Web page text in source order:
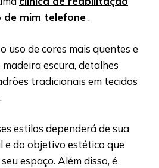
mim telefone.
uso de cores mais quentes e
escura, detalhes
tradicionais em tecidos
estilos dependerá de sua
e do objetivo estético que
espaço. Além disso, é